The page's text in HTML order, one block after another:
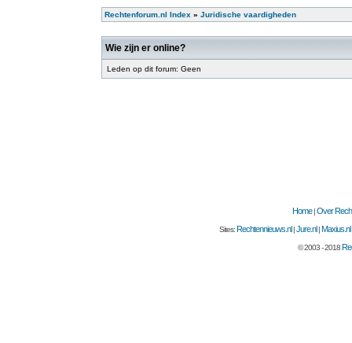
Rechtenforum.nl Index » Juridische vaardigheden
Wie zijn er online?
Leden op dit forum: Geen
Home|Over
Sites:Rechtennieuws.nl |Jure.nl |Maxius.nl
© 2003 - 2018